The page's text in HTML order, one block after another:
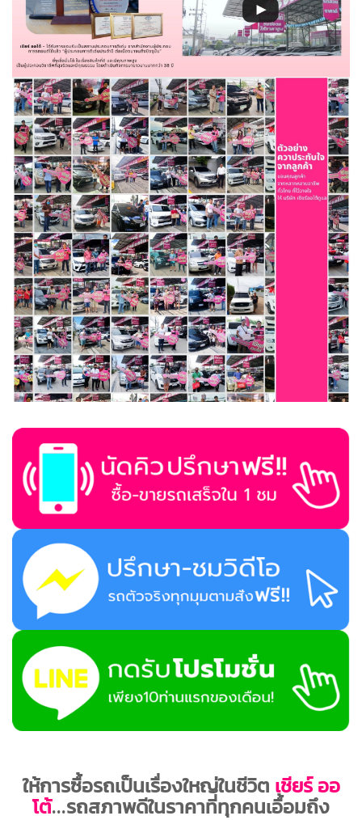
ให้การซื้อรถเป็นเรื่องใหญ่ในชีวิต เชียร์ ออ
โต้...รถสภาพดีในราคาที่ทุกคนเอื้อมถึง